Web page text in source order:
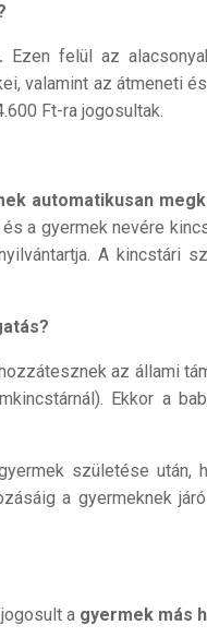
Ezen felül az
valamint az átmeneti
Ft-ra jogosultak.
automatikusan
a gyermek nevére
A kincstári
az állami
Ekkor a
születése után,
a gyermeknek
a gyermek más